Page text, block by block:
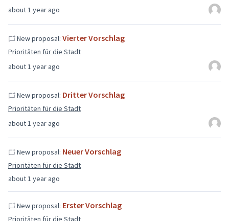
about 1 year ago
about 1 year ago
New proposal: Vierter Vorschlag
Prioritäten für die Stadt
about 1 year ago
New proposal: Dritter Vorschlag
Prioritäten für die Stadt
about 1 year ago
New proposal: Neuer Vorschlag
Prioritäten für die Stadt
New proposal: Erster Vorschlag
Prioritäten für die Stadt